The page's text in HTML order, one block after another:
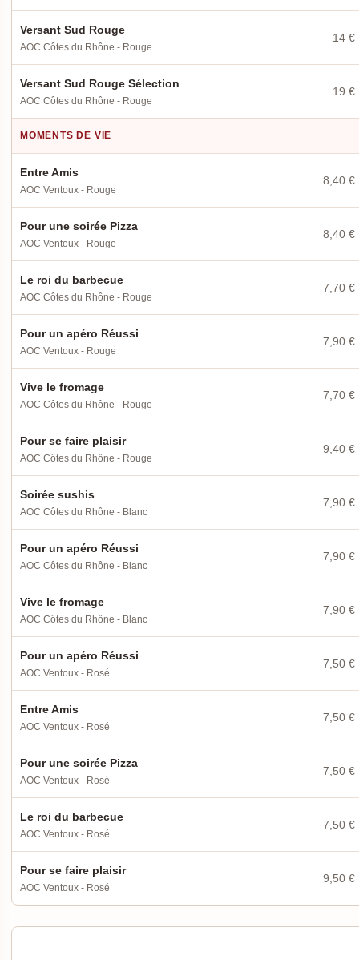
Versant Sud Rouge
AOC Côtes du Rhône - Rouge
14 €
Versant Sud Rouge Sélection
AOC Côtes du Rhône - Rouge
19 €
MOMENTS DE VIE
Entre Amis
AOC Ventoux - Rouge
8,40 €
Pour une soirée Pizza
AOC Ventoux - Rouge
8,40 €
Le roi du barbecue
AOC Côtes du Rhône - Rouge
7,70 €
Pour un apéro Réussi
AOC Ventoux - Rouge
7,90 €
Vive le fromage
AOC Côtes du Rhône - Rouge
7,70 €
Pour se faire plaisir
AOC Côtes du Rhône - Rouge
9,40 €
Soirée sushis
AOC Côtes du Rhône - Blanc
7,90 €
Pour un apéro Réussi
AOC Côtes du Rhône - Blanc
7,90 €
Vive le fromage
AOC Côtes du Rhône - Blanc
7,90 €
Pour un apéro Réussi
AOC Ventoux - Rosé
7,50 €
Entre Amis
AOC Ventoux - Rosé
7,50 €
Pour une soirée Pizza
AOC Ventoux - Rosé
7,50 €
Le roi du barbecue
AOC Ventoux - Rosé
7,50 €
Pour se faire plaisir
AOC Ventoux - Rosé
9,50 €